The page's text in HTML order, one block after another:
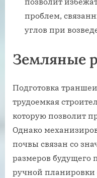
проблем,
углов при
Земляные
Подготовка
трудоемкая
которую позволит
Однако
почвы связан со
размеров будущего
ручной планировки